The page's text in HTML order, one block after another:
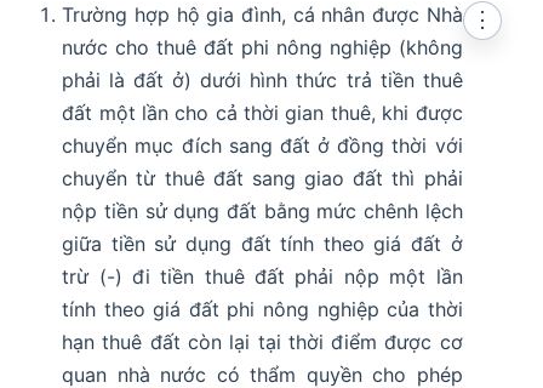
Trường hợp hộ gia đình, cá nhân được Nhà
nước cho thuê đất phi nông nghiệp (không
phải là đất ở) dưới hình thức trả tiền thuê
đất một lần cho cả thời gian thuê, khi được
chuyển mục đích sang đất ở đồng thời với
chuyển từ thuê đất sang giao đất thì phải
nộp tiền sử dụng đất bằng mức chênh lệch
giữa tiền sử dụng đất tính theo giá đất ở
trừ (-) đi tiền thuê đất phải nộp một lần
tính theo giá đất phi nông nghiệp của thời
hạn thuê đất còn lại tại thời điểm được cơ
quan nhà nước có thẩm quyền cho phép
⋮